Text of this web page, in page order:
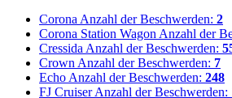
Corona Anzahl der Beschwerden: 2
Corona Station Wagon Anzahl der
Cressida Anzahl der Beschwerden:
Crown Anzahl der Beschwerden: 7
Echo Anzahl der Beschwerden: 248
FJ Cruiser Anzahl der Beschwerden: